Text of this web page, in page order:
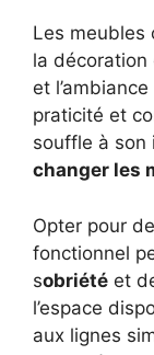
Les meubles
la décoration
et
praticité et
souffle à son
changer les
Opter pour
fonctionnel
sobriété et
l’espace
aux lignes